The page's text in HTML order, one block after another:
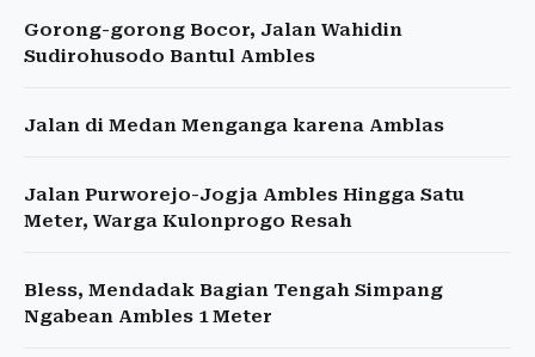
Gorong-gorong Bocor, Jalan Wahidin
Sudirohusodo Bantul Ambles
Jalan di Medan Menganga karena Amblas
Jalan Purworejo-Jogja Ambles Hingga Satu
Meter, Warga Kulonprogo Resah
Bless, Mendadak Bagian Tengah Simpang
Ngabean Ambles 1 Meter